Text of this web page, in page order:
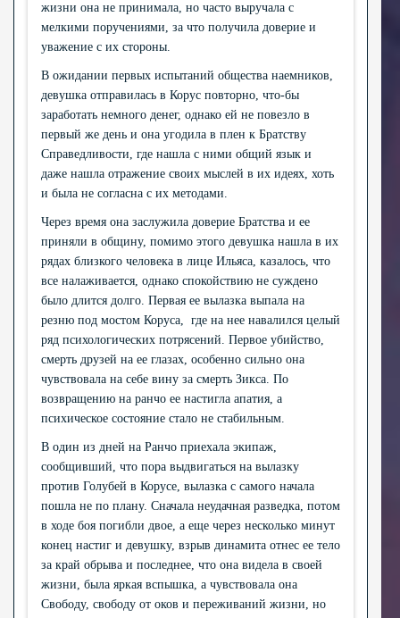
жизни она не принимала, но часто выручала с
мелкими поручениями, за что получила доверие и
уважение с их стороны.
В ожидании первых испытаний общества наемников,
девушка отправилась в Корус повторно, что-бы
заработать немного денег, однако ей не повезло в
первый же день и она угодила в плен к Братству
Справедливости, где нашла с ними общий язык и
даже нашла отражение своих мыслей в их идеях, хоть
и была не согласна с их методами.
Через время она заслужила доверие Братства и ее
приняли в общину, помимо этого девушка нашла в их
рядах близкого человека в лице Ильяса, казалось, что
все налаживается, однако спокойствию не суждено
было длится долго. Первая ее вылазка выпала на
резню под мостом Коруса, где на нее навалился целый
ряд психологических потрясений. Первое убийство,
смерть друзей на ее глазах, особенно сильно она
чувствовала на себе вину за смерть Зикса. По
возвращению на ранчо ее настигла апатия, а
психическое состояние стало не стабильным.
В один из дней на Ранчо приехала экипаж,
сообщивший, что пора выдвигаться на вылазку
против Голубей в Корусе, вылазка с самого начала
пошла не по плану. Сначала неудачная разведка, потом
в ходе боя погибли двое, а еще через несколько минут
конец настиг и девушку, взрыв динамита отнес ее тело
за край обрыва и последнее, что она видела в своей
жизни, была яркая вспышка, а чувствовала она
Свободу, свободу от оков и переживаний жизни, но